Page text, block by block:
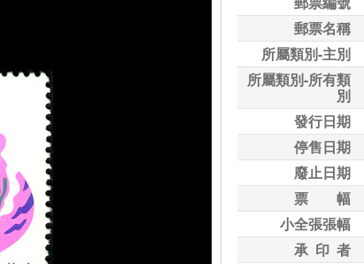
郵票名稱
所屬類別-主別
所屬類別-所有類
別
發行日期
停售日期
廢止日期
票 幅
小全張張幅
承 印 者